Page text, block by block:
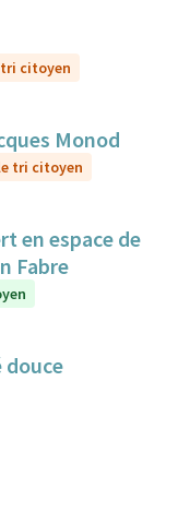
citoyen
Monod
tri citoyen
en espace de
Fabre
douce